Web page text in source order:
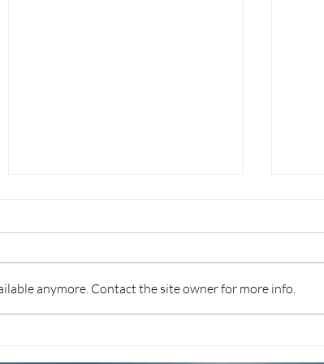
anymore. Contact the site owner for more info.